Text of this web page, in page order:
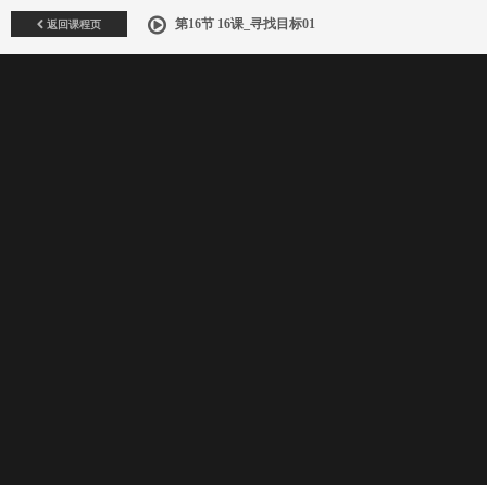
返回课程页 第16节 16课_寻找目标01